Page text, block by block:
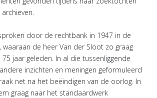
door de rechtbank in 1947 in de
waaraan de heer Van der Sloot zo graag
jaar geleden. In al die tussenliggende
inzichten en meningen geformuleerd
net na het beëindigen van de oorlog. In
graag naar het standaardwerk